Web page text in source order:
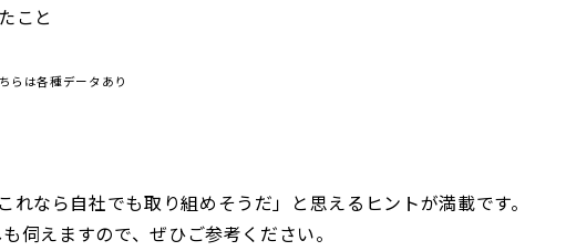
こと
は各種データあり
なら自社でも取り組めそうだ」と思えるヒントが満載です。
伺えますので、ぜひご参考ください。